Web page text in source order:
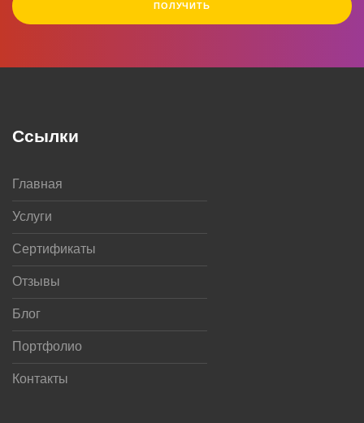
ПОЛУЧИТЬ
Ссылки
Главная
Услуги
Сертификаты
Отзывы
Блог
Портфолио
Контакты